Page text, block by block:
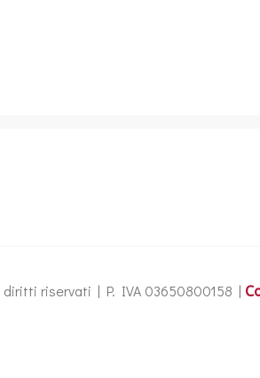
riservati | P. IVA 03650800158 |